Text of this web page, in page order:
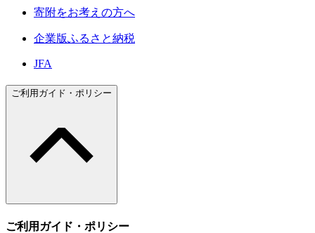
寄附をお考えの方へ
企業版ふるさと納税
JFA
ご利用ガイド・ポリシー
ご利用ガイド・ポリシー